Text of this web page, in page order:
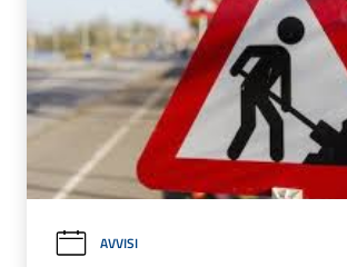
AVVISI